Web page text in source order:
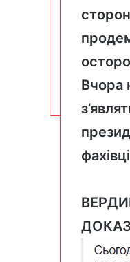
Вчора